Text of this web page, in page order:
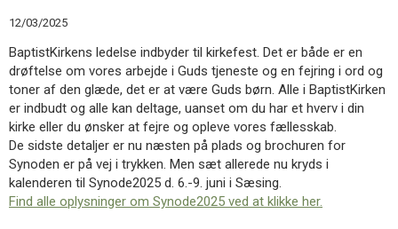
12.0:
Inspiration
13.0:
Værktøjskassen
14.0:
Mission
15.0:
Om
BaptistKirken
16.0:
Kontakt
Næste
indlæg:
Bed
om
12/03/2025
BaptistKirkens ledelse indbyder til kirkefest. Det er både er en
drøftelse om vores arbejde i Guds tjeneste og en fejring i ord og
toner af den glæde, det er at være Guds børn. Alle i BaptistKirken
er indbudt og alle kan deltage, uanset om du har et hverv i din
kirke eller du ønsker at fejre og opleve vores fællesskab.
De sidste detaljer er nu næsten på plads og brochuren for
Synoden er på vej i trykken. Men sæt allerede nu kryds i
kalenderen til Synode2025 d. 6.-9. juni i Sæsing.
Find alle oplysninger om Synode2025 ved at klikke her.